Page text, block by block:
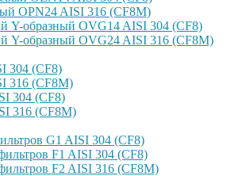
OPN24 AISI 316 (CF8M)
образный OVG14 AISI 304 (CF8)
Y-образный OVG24 AISI 316 (CF8М)
304 (CF8)
316 (CF8M)
304 (CF8)
316 (CF8M)
G1 AISI 304 (CF8)
F1 AISI 304 (CF8)
F2 AISI 316 (CF8M)